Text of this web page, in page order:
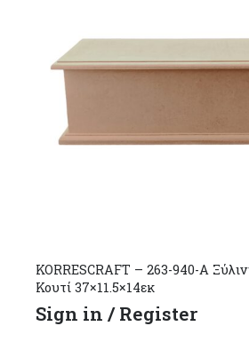
KORRESCRAFT – 263-940-Α
Κουτί 37×11.5×14εκ
Sign in / Register